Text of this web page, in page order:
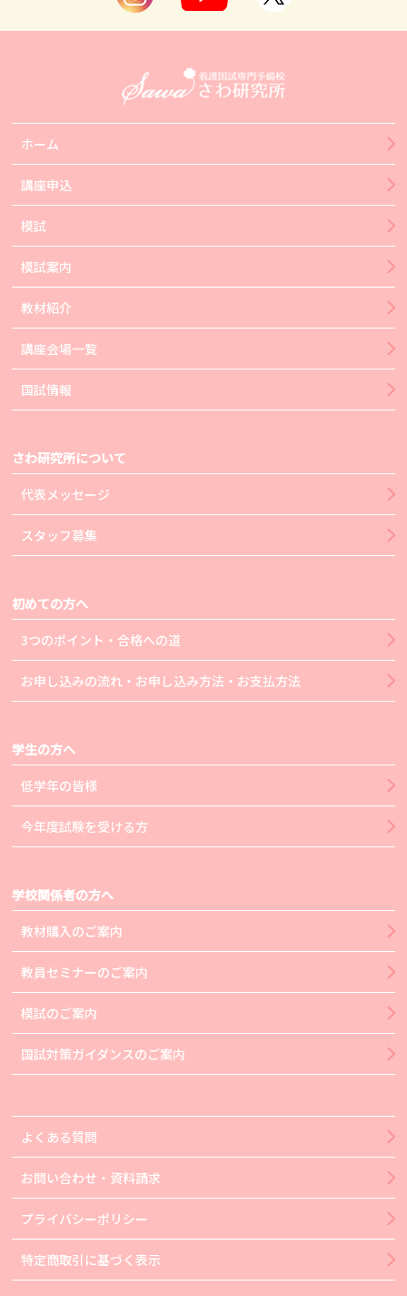
ホーム
講座申込
模試
模試案内
教材紹介
講座会場一覧
国試情報
さわ研究所について
代表メッセージ
スタッフ募集
初めての方へ
3つのポイント・合格への道
お申し込みの流れ・お申し込み方法・お支払方法
学生の方へ
低学年の皆様
今年度試験を受ける方
学校関係者の方へ
教材購入のご案内
教員セミナーのご案内
模試のご案内
国試対策ガイダンスのご案内
よくある質問
お問い合わせ・資料請求
プライバシーポリシー
特定商取引に基づく表示